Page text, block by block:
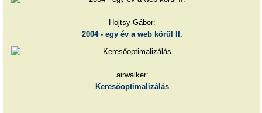
Hojtsy Gábor:
2004 - egy év a web körül II.
airwalker:
Keresőoptimalizálás